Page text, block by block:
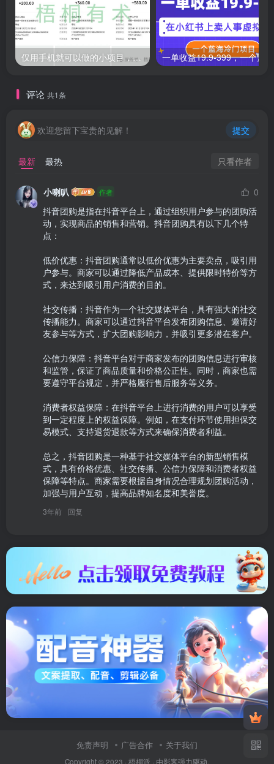
仅用手机就可以做的小项目，当天就能见钱，每天100-300
评论 共1条
欢迎您留下宝贵的见解！ 提交
最新 最热 只看作者
小喇叭 作者
0
抖音团购是指在抖音平台上，通过组织用户参与的团购活
动，实现商品的销售和营销。抖音团购具有以下几个特
点：
低价优惠：抖音团购通常以低价优惠为主要卖点，吸引用
户参与。商家可以通过降低产品成本、提供限时特价等方
式，来达到吸引用户消费的目的。
社交传播：抖音作为一个社交媒体平台，具有强大的社交
传播能力。商家可以通过抖音平台发布团购信息、邀请好
友参与等方式，扩大团购影响力，并吸引更多潜在客户。
公信力保障：抖音平台对于商家发布的团购信息进行审核
和监管，保证了商品质量和价格公正性。同时，商家也需
要遵守平台规定，并严格履行售后服务等义务。
消费者权益保障：在抖音平台上进行消费的用户可以享受
到一定程度上的权益保障。例如，在支付环节使用担保交
易模式、支持退货退款等方式来确保消费者利益。
总之，抖音团购是一种基于社交媒体平台的新型销售模
式，具有价格优惠、社交传播、公信力保障和消费者权益
保障等特点。商家需要根据自身情况合理规划团购活动，
加强与用户互动，提高品牌知名度和美誉度。
3年前 回复
免责声明 广告合作 关于我们
Copyright © 2023 · 梧桐派 · 由影客强力驱动.